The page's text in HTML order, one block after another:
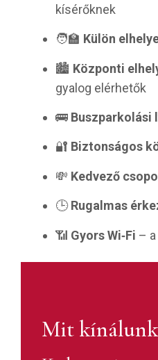
kísérőknek
🧑‍🏫 Külön
🏙️ Központi
gyalog elérhetők
🚌 Buszparkolási
🔐 Biztonságos
💸 Kedvező
🕒Rugalmas
📶 Gyors Wi‑Fi –
Mit kínálunk